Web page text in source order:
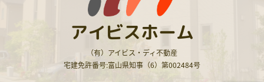
アイビスホーム
（有）アイビス・ディ不動産
宅建免許番号:富山県知事（6）第002484号